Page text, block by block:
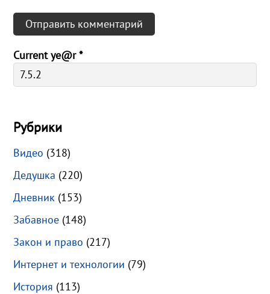
Current ye@r*
Рубрики
Видео (318)
Дедушка (220)
Дневник (153)
Забавное (148)
Закон и право (217)
Интернет и технологии (79)
История (113)